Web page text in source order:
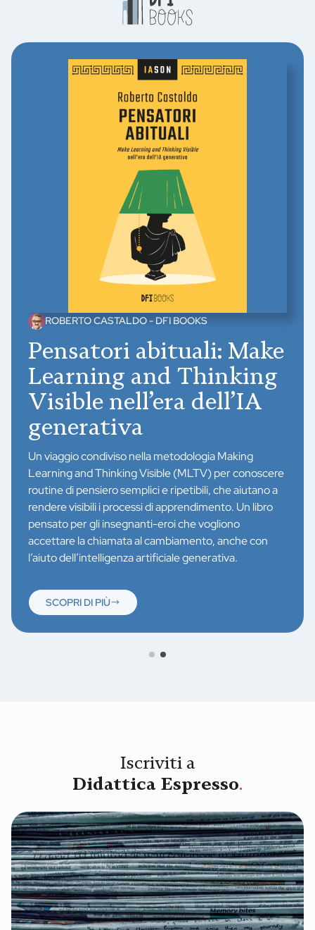
ROBERTO CASTALDO - DFI BOOKS
Pensatori abituali: Make
Learning and Thinking
Visible nell’era dell’IA
generativa
Un viaggio condiviso nella metodologia Making
Learning and Thinking Visible (MLTV) per conoscere
routine di pensiero semplici e ripetibili, che aiutano a
rendere visibili i processi di apprendimento. Un libro
pensato per gli insegnanti-eroi che vogliono
accettare la chiamata al cambiamento, anche con
l’aiuto dell’intelligenza artificiale generativa.
SCOPRI DI PIÙ
Iscriviti a
Didattica Espresso.